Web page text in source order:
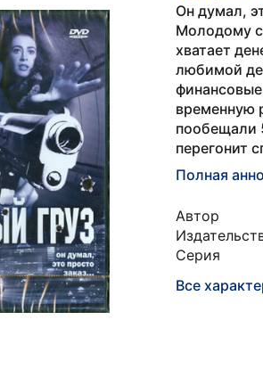
Он думал,
Молодому
хватает
любимой
временную
пообещали
перегонит
Полная
Автор
Серия
Все